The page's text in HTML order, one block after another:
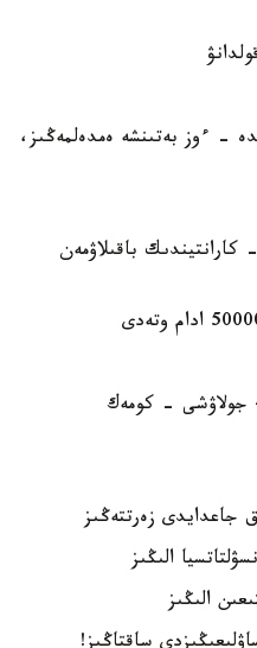
- ءوز بەتىنشە ەمدەلمەڭىز،
كارانتيندىك باقىلاۋمەن
*انىقتالدى: تەمپەراتۋراسى بار 43 جولاۋشى - كومەك
جاعدايدى زەرتتەڭىز
الىڭىز
الىڭىز